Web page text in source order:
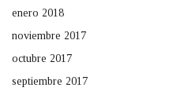
enero 2018
noviembre 2017
octubre 2017
septiembre 2017